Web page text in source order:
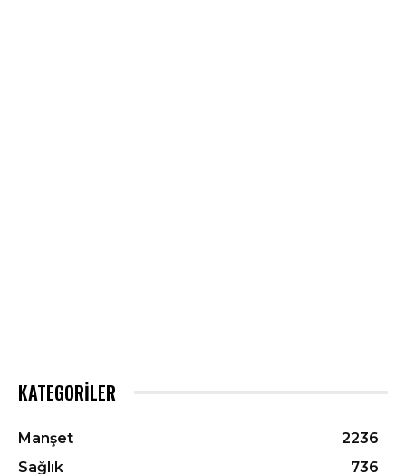
KATEGORILER
Manşet
2236
Sağlık
736